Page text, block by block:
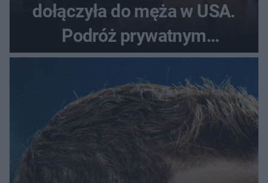
dołączyła do męża w USA.
Podróż prywatnym
odrzutowcem to dopiero
początek!